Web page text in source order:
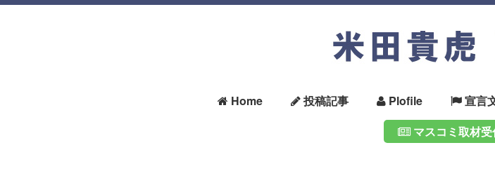
Home 投稿記事 Plofile 宣言
マスコミ取材